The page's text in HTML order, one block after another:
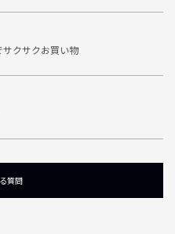
サクサクお買い物
質問